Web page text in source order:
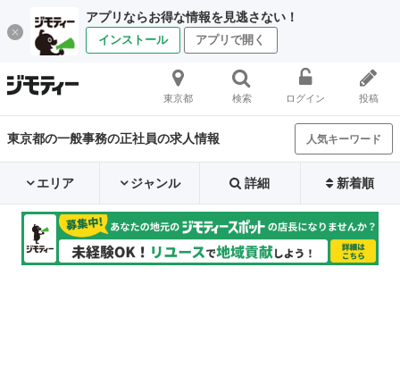
アプリならお得な情報を見逃さない！
インストール アプリで開く
東京都 検索 ログイン 投稿
東京都の一般事務の正社員の求人情報 人気キーワード
エリア ジャンル 詳細 新着順